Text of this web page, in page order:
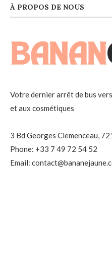
À PROPOS DE NOUS
Votre dernier arrêt de bus
et aux cosmétiques
3 Bd Georges Clemenceau,
Phone: +33 7 49 72 54 52
Email: